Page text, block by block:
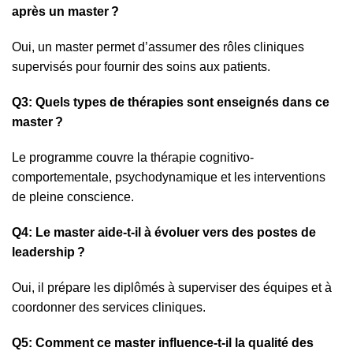
après un master ?
Oui, un master permet d’assumer des rôles cliniques
supervisés pour fournir des soins aux patients.
Q3: Quels types de thérapies sont enseignés dans ce
master ?
Le programme couvre la thérapie cognitivo-
comportementale, psychodynamique et les interventions
de pleine conscience.
Q4: Le master aide-t-il à évoluer vers des postes de
leadership ?
Oui, il prépare les diplômés à superviser des équipes et à
coordonner des services cliniques.
Q5: Comment ce master influence-t-il la qualité des